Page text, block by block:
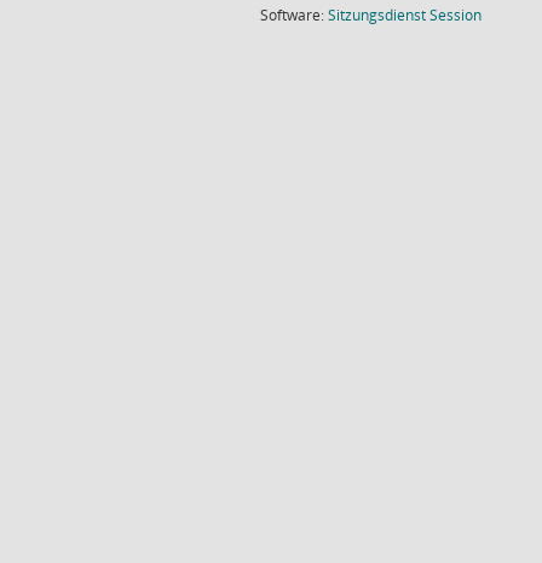
Software:SitzungsdienstSession(Wird in